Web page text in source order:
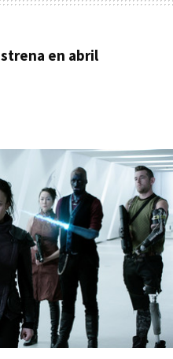
en abril